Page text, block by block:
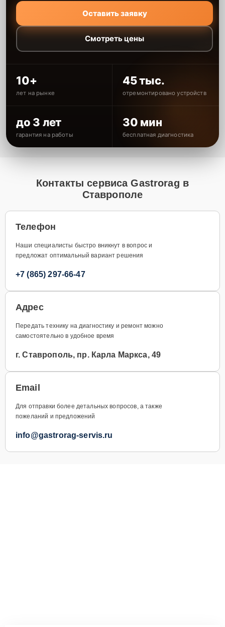
Оставить заявку
Смотреть цены
10+
лет на рынке
45 тыс.
отремонтировано устройств
до 3 лет
гарантия на работы
30 мин
бесплатная диагностика
Контакты сервиса Gastrorag в
Ставрополе
Телефон
Наши специалисты быстро вникнут в вопрос и
предложат оптимальный вариант решения
+7 (865) 297-66-47
Адрес
Передать технику на диагностику и ремонт можно
самостоятельно в удобное время
г. Ставрополь, пр. Карла Маркса, 49
Email
Для отправки более детальных вопросов, а также
пожеланий и предложений
info@gastrorag-servis.ru